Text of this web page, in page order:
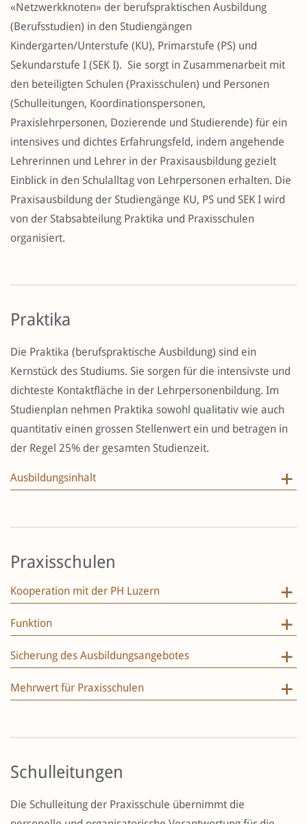
«Netzwerkknoten» der berufspraktischen Ausbildung
(Berufsstudien) in den Studiengängen
Kindergarten/Unterstufe (KU), Primarstufe (PS) und
Sekundarstufe I (SEK I). Sie sorgt in Zusammenarbeit mit
den beteiligten Schulen (Praxisschulen) und Personen
(Schulleitungen, Koordinationspersonen,
Praxislehrpersonen, Dozierende und Studierende) für ein
intensives und dichtes Erfahrungsfeld, indem angehende
Lehrerinnen und Lehrer in der Praxisausbildung gezielt
Einblick in den Schulalltag von Lehrpersonen erhalten. Die
Praxisausbildung der Studiengänge KU, PS und SEK I wird
von der Stabsabteilung Praktika und Praxisschulen
organisiert.
Praktika
Die Praktika (berufspraktische Ausbildung) sind ein
Kernstück des Studiums. Sie sorgen für die intensivste und
dichteste Kontaktfläche in der Lehrpersonenbildung. Im
Studienplan nehmen Praktika sowohl qualitativ wie auch
quantitativ einen grossen Stellenwert ein und betragen in
der Regel 25% der gesamten Studienzeit.
Ausbildungsinhalt
Praxisschulen
Kooperation mit der PH Luzern
Funktion
Sicherung des Ausbildungsangebotes
Mehrwert für Praxisschulen
Schulleitungen
Die Schulleitung der Praxisschule übernimmt die